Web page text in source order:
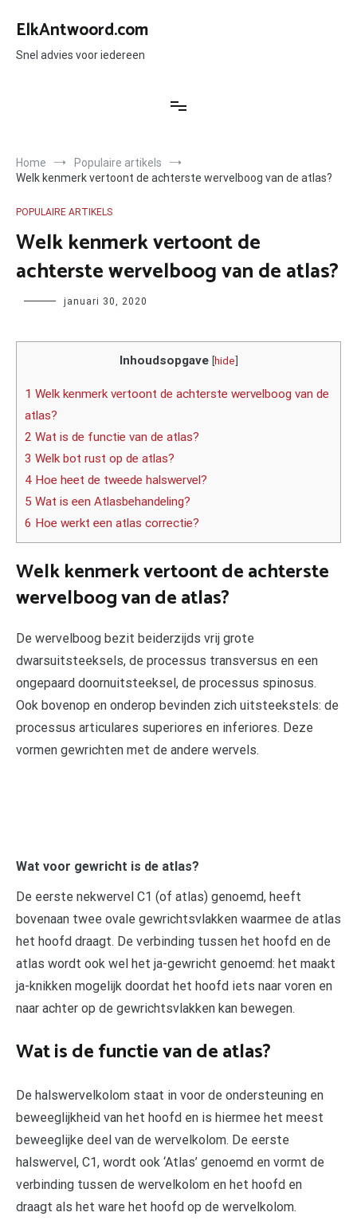
naar
inhoud
ElkAntwoord.com
Snel advies voor iedereen
Home
Populaire artikels
Welk kenmerk vertoont de achterste wervelboog van de atlas?
POPULAIRE ARTIKELS
Welk kenmerk vertoont de
achterste wervelboog van de atlas?
Author januari 30, 2020
Inhoudsopgave [hide]
1 Welk kenmerk vertoont de achterste wervelboog van de
atlas?
2 Wat is de functie van de atlas?
3 Welk bot rust op de atlas?
4 Hoe heet de tweede halswervel?
5 Wat is een Atlasbehandeling?
6 Hoe werkt een atlas correctie?
Welk kenmerk vertoont de achterste
wervelboog van de atlas?
De wervelboog bezit beiderzijds vrij grote
dwarsuitsteeksels, de processus transversus en een
ongepaard doornuitsteeksel, de processus spinosus.
Ook bovenop en onderop bevinden zich uitsteekstels: de
processus articulares superiores en inferiores. Deze
vormen gewrichten met de andere wervels.
Wat voor gewricht is de atlas?
De eerste nekwervel C1 (of atlas) genoemd, heeft
bovenaan twee ovale gewrichtsvlakken waarmee de atlas
het hoofd draagt. De verbinding tussen het hoofd en de
atlas wordt ook wel het ja-gewricht genoemd: het maakt
ja-knikken mogelijk doordat het hoofd iets naar voren en
naar achter op de gewrichtsvlakken kan bewegen.
Wat is de functie van de atlas?
De halswervelkolom staat in voor de ondersteuning en
beweeglijkheid van het hoofd en is hiermee het meest
beweeglijke deel van de wervelkolom. De eerste
halswervel, C1, wordt ook ‘Atlas’ genoemd en vormt de
verbinding tussen de wervelkolom en het hoofd en
draagt als het ware het hoofd op de wervelkolom.